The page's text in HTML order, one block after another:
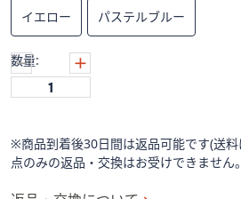
き
ま
す。
イエロー
パステルブルー
数量:
※商品到着後30日間は返品可能です(送
点のみの返品・交換はお受けできません。